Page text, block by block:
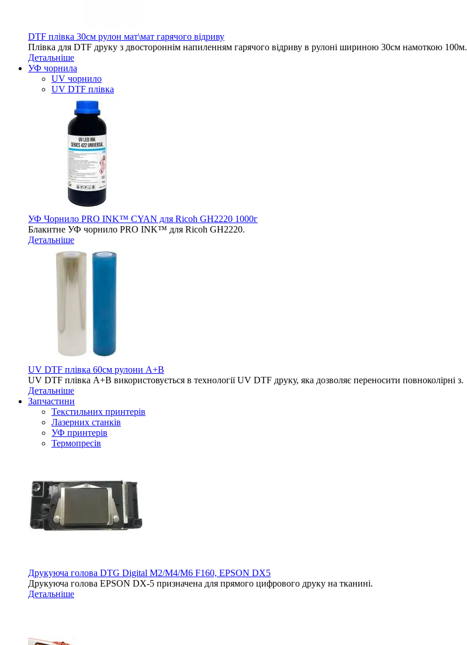
DTF плівка 30см рулон мат\мат гарячого відриву
Плівка для DTF друку з двостороннім напиленням гарячого відриву в рулоні шириною 30см намоткою 100м.
Детальніше
УФ чорнила
UV чорнило
UV DTF плівка
УФ Чорнило PRO INK™ CYAN для Ricoh GH2220 1000г
Блакитне УФ чорнило PRO INK™ для Ricoh GH2220.
Детальніше
UV DTF плівка 60см рулони A+B
UV DTF плівка A+B використовується в технології UV DTF друку, яка дозволяє переносити повноколірні з.
Детальніше
Запчастини
Текстильних принтерів
Лазерних станків
УФ принтерів
Термопресів
Друкуюча голова DTG Digital M2/M4/M6 F160, EPSON DX5
Друкуюча голова EPSON DX-5 призначена для прямого цифрового друку на тканині.
Детальніше